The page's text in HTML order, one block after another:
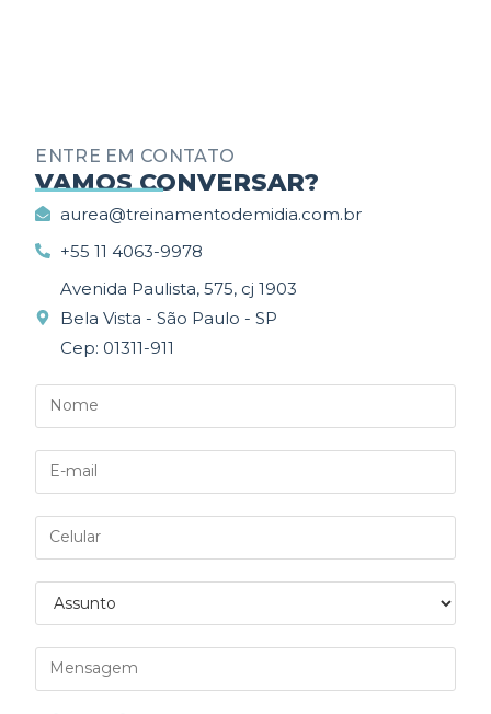
ENTRE EM CONTATO
VAMOS CONVERSAR?
_________
aurea@treinamentodemidia.com.br
+55 11 4063-9978
Avenida Paulista, 575, cj 1903
Bela Vista - São Paulo - SP
Cep: 01311-911